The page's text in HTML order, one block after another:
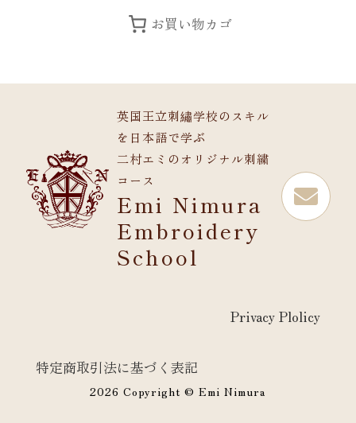
お買い物カゴ
英国王立刺繡学校のスキル
を日本語で学ぶ
二村エミのオリジナル刺繍
コース
Emi Nimura
Embroidery
School

Privacy Plolicy
特定商取引法に基づく表記
2026 Copyright © Emi Nimura